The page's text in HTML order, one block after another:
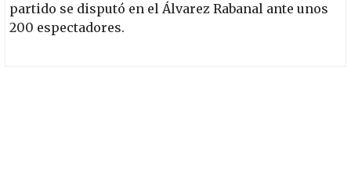
partido se disputó en el Álvarez Rabanal ante unos
200 espectadores.